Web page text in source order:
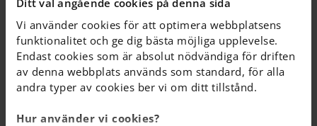
Ditt val angående cookies på denna sida
Vi använder cookies för att optimera webbplatsens
funktionalitet och ge dig bästa möjliga upplevelse.
Endast cookies som är absolut nödvändiga för driften
av denna webbplats används som standard, för alla
andra typer av cookies ber vi om ditt tillstånd.
Hur använder vi cookies?
NYHETER
Läs mer i
vårt arkiv